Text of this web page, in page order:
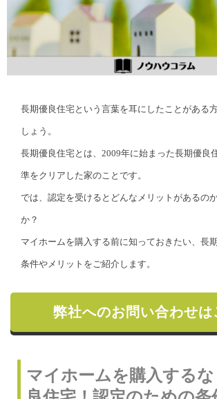
長期優良住宅という言葉を耳にしたことがある
しょう。
長期優良住宅とは、2009年に始まった長期優良
準をクリアした家のことです。
では、認定を受けるとどんなメリットがあるの
か？
マイホームを購入する前に知っておきたい、長
条件やメリットをご紹介します。
弊社へのお問い合わせは
マイホームを購入する